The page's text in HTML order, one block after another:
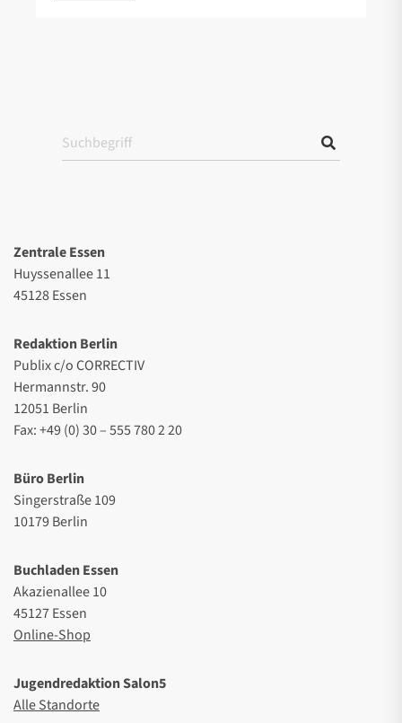
Zentrale Essen
Huyssenallee 11
45128 Essen
Redaktion Berlin
Publix c/o CORRECTIV
Hermannstr. 90
12051 Berlin
Fax: +49 (0) 30 – 555 780 2 20
Büro Berlin
Singerstraße 109
10179 Berlin
Buchladen Essen
Akazienallee 10
45127 Essen
Online-Shop
Jugendredaktion Salon5
Alle Standorte